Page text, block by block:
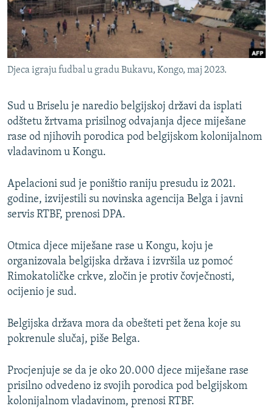
SPECIJALI RSE
VIŠE OD NASLOVA
GENOCID U SREBRENICI
POPLAVE I KLIZIŠTA U BIH 2024.
TV LIBERTY
POST SCRIPTUM
MOJA EVROPA
SVE KARTE DEJTONA
NASTANAK I RASPAD JUGOSLAVIJE
PRATITE NAS
Sve RFE/RL stranice
Djeca igraju fudbal u gradu Bukavu, Kongo, maj 2023.
Sud u Briselu je naredio belgijskoj državi da isplati
odštetu žrtvama prisilnog odvajanja djece miješane
rase od njihovih porodica pod belgijskom kolonijalnom
vladavinom u Kongu.
Apelacioni sud je poništio raniju presudu iz 2021.
godine, izvijestili su novinska agencija Belga i javni
servis RTBF, prenosi DPA.
Otmica djece miješane rase u Kongu, koju je
organizovala belgijska država i izvršila uz pomoć
Rimokatoličke crkve, zločin je protiv čovječnosti,
ocijenio je sud.
Belgijska država mora da obešteti pet žena koje su
pokrenule slučaj, piše Belga.
Procjenjuje se da je oko 20.000 djece miješane rase
prisilno odvedeno iz svojih porodica pod belgijskom
kolonijalnom vladavinom, prenosi RTBF.